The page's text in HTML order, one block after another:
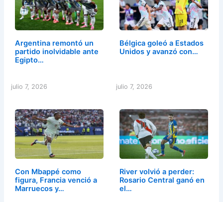
Argentina remontó un
partido inolvidable ante
Egipto…
julio 7, 2026
Bélgica goleó a Estados
Unidos y avanzó con…
julio 7, 2026
Con Mbappé como
figura, Francia venció a
Marruecos y…
River volvió a perder:
Rosario Central ganó en
el…